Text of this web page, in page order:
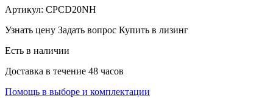
Артикул: CPCD20NH
Узнать цену Задать вопрос Купить в лизинг
Есть в наличии
Доставка в течение 48 часов
Помощь в выборе и комплектации